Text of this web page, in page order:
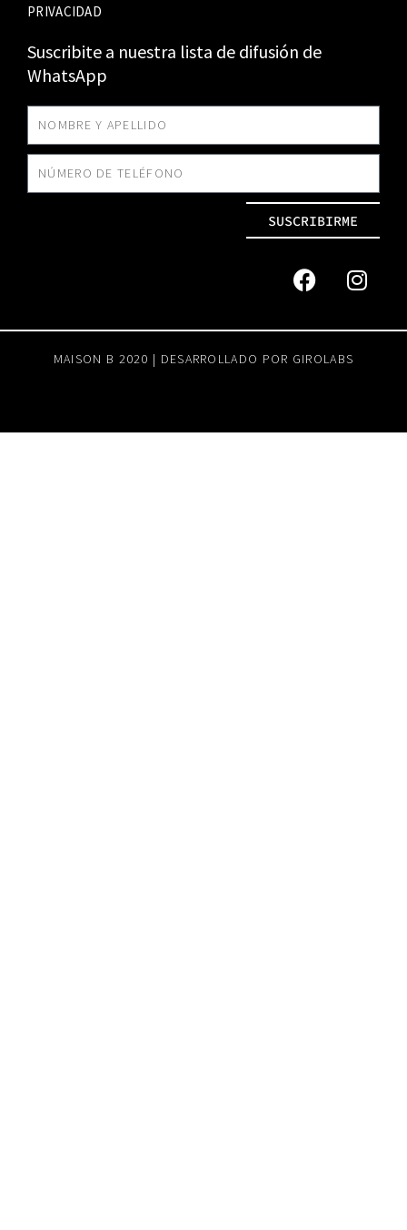
PRIVACIDAD
Suscribite a nuestra lista de difusión de
WhatsApp
SUSCRIBIRME
MAISON B 2020 | DESARROLLADO POR GIROLABS